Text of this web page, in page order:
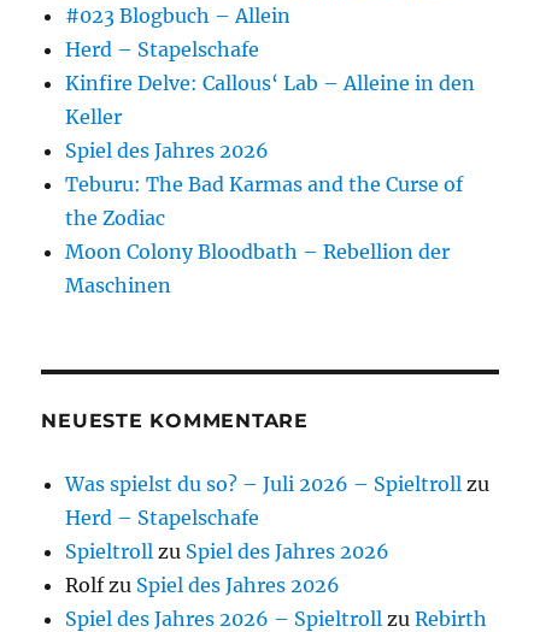
#023 Blogbuch – Allein
Herd – Stapelschafe
Kinfire Delve: Callous‘ Lab – Alleine in den
Keller
Spiel des Jahres 2026
Teburu: The Bad Karmas and the Curse of
the Zodiac
Moon Colony Bloodbath – Rebellion der
Maschinen
NEUESTE KOMMENTARE
Was spielst du so? – Juli 2026 – Spieltroll zu
Herd – Stapelschafe
Spieltroll zu Spiel des Jahres 2026
Rolfzu Spiel des Jahres 2026
Spiel des Jahres 2026 – Spieltroll zuRebirth